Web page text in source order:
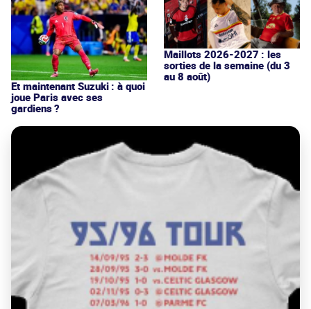
Et maintenant Suzuki : à quoi
joue Paris avec ses
gardiens ?
Maillots 2026-2027 : les
sorties de la semaine (du 3
au 8 août)